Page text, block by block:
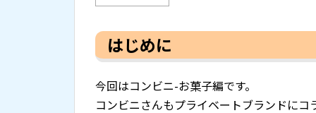
はじめに
今回はコンビニ-お菓子編です。
コンビニさんもプライベートブランドにコ